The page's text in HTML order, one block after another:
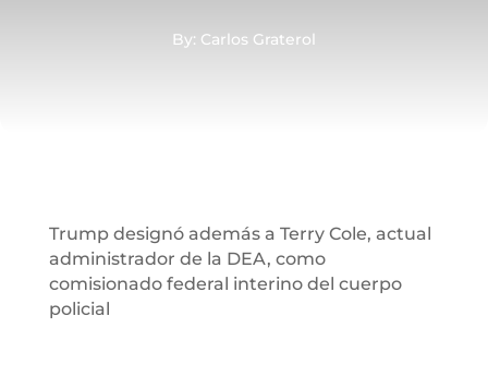
By: Carlos Graterol
Trump designó además a Terry Cole, actual
administrador de la DEA, como
comisionado federal interino del cuerpo
policial